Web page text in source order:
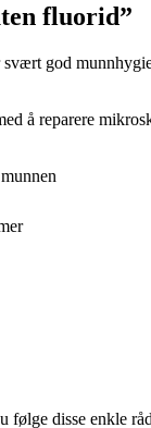
fluorid”
god
å reparere
følge disse enkle